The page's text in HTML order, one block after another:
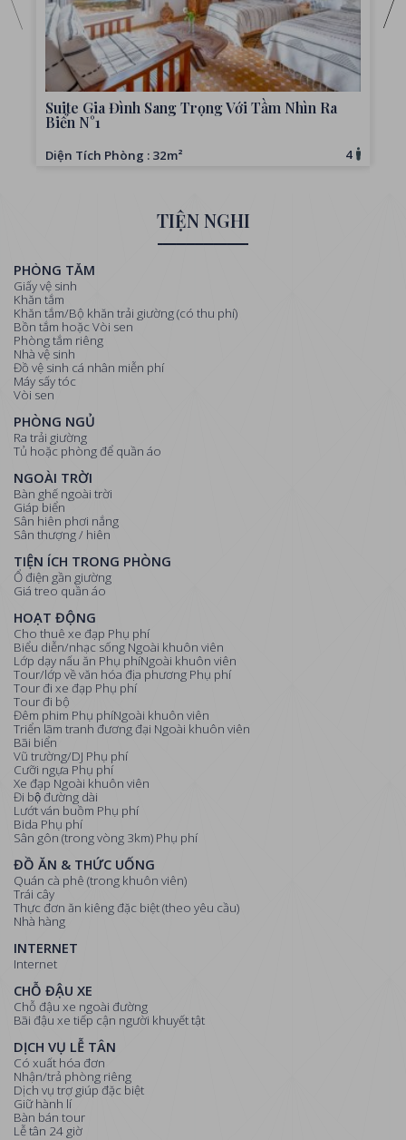
Suite Gia Đình Sang Trọng Với Tầm Nhìn Ra
Biển N°1
Diện Tích Phòng : 32m² 4
TIỆN NGHI
PHÒNG TẮM
Giấy vệ sinh
Khăn tắm
Khăn tắm/Bộ khăn trải giường (có thu phí)
Bồn tắm hoặc Vòi sen
Phòng tắm riêng
Nhà vệ sinh
Đồ vệ sinh cá nhân miễn phí
Máy sấy tóc
Vòi sen
PHÒNG NGỦ
Ra trải giường
Tủ hoặc phòng để quần áo
NGOÀI TRỜI
Bàn ghế ngoài trời
Giáp biển
Sân hiên phơi nắng
Sân thượng / hiên
TIỆN ÍCH TRONG PHÒNG
Ổ điện gần giường
Giá treo quần áo
HOẠT ĐỘNG
Cho thuê xe đạp Phụ phí
Biểu diễn/nhạc sống Ngoài khuôn viên
Lớp dạy nấu ăn Phụ phíNgoài khuôn viên
Tour/lớp về văn hóa địa phương Phụ phí
Tour đi xe đạp Phụ phí
Tour đi bộ
Đêm phim Phụ phíNgoài khuôn viên
Triển lãm tranh đương đại Ngoài khuôn viên
Bãi biển
Vũ trường/DJ Phụ phí
Cưỡi ngựa Phụ phí
Xe đạp Ngoài khuôn viên
Đi bộ đường dài
Lướt ván buồm Phụ phí
Bida Phụ phí
Sân gôn (trong vòng 3km) Phụ phí
ĐỒ ĂN & THỨC UỐNG
Quán cà phê (trong khuôn viên)
Trái cây
Thực đơn ăn kiêng đặc biệt (theo yêu cầu)
Nhà hàng
INTERNET
Internet
CHỖ ĐẬU XE
Chỗ đậu xe ngoài đường
Bãi đậu xe tiếp cận người khuyết tật
DỊCH VỤ LỄ TÂN
Có xuất hóa đơn
Nhận/trả phòng riêng
Dịch vụ trợ giúp đặc biệt
Giữ hành lí
Bàn bán tour
Lễ tân 24 giờ